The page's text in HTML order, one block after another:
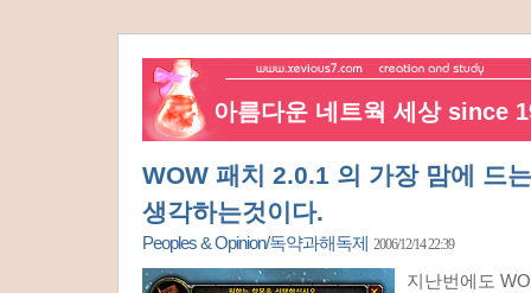
아름다운 네트웍 세상 since
WOW 패치 2.0.1 의 가장 맘에 드
생각하는것이다.
Peoples & Opinion/독약과해독제 2006/12/14 22:39
지난번에도